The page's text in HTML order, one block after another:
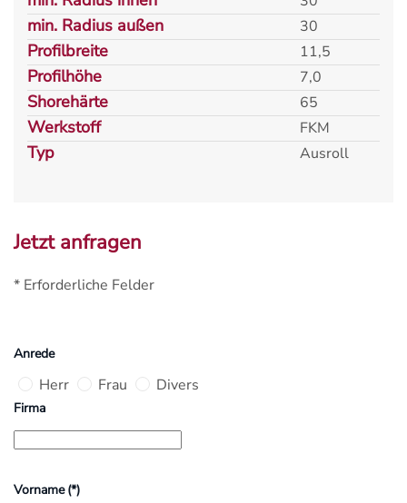
min. Radius außen 30
Profilbreite 11,5
Profilhöhe 7,0
Shorehärte 65
Werkstoff FKM
Typ Ausroll
Jetzt anfragen
* Erforderliche Felder
Anrede
Herr Frau Divers
Firma
Vorname (*)